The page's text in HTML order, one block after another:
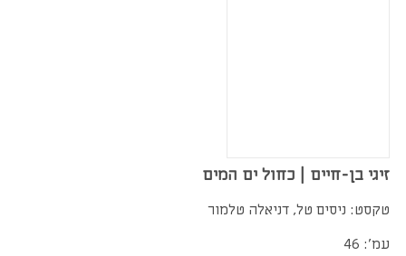
זיגי בן-חיים | כחול ים המים
טקסט: ניסים טל, דניאלה טלמור
עמ': 46